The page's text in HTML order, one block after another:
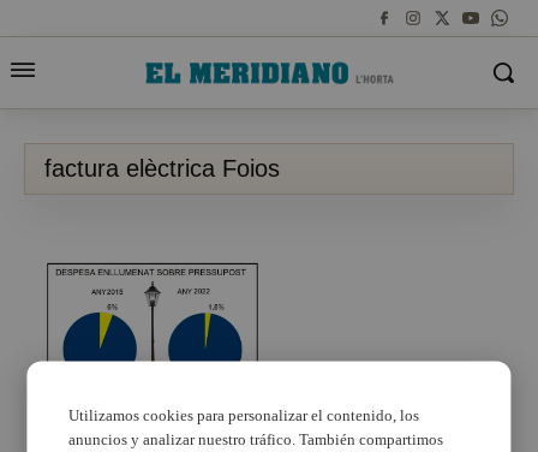
factura elèctrica Foios
L’Ajuntament de Foios
Utilizamos cookies para personalizar el contenido, los
anuncios y analizar nuestro tráfico. También compartimos